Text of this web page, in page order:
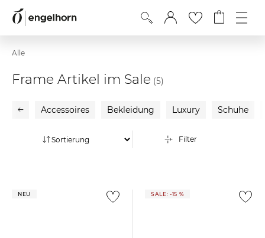
Alle
Frame Artikel im Sale (5)
Accessoires Bekleidung Luxury Schuhe
Filter
NEU SALE: -15 %